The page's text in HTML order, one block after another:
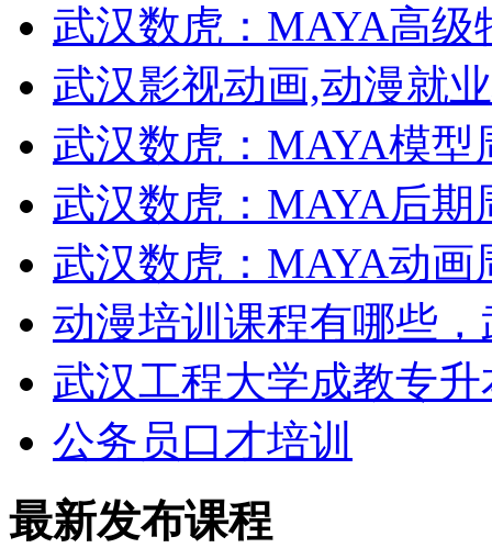
武汉数虎：MAYA高级
武汉影视动画,动漫就
武汉数虎：MAYA模型
武汉数虎：MAYA后期
武汉数虎：MAYA动画
动漫培训课程有哪些
武汉工程大学成教专
公务员口才培训
最新发布课程